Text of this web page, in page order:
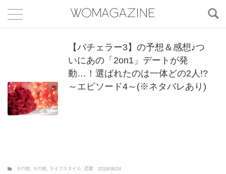
【バチェラー3】の予想＆感想♪つ
いにあの「2on1」デートが発
動…！選ばれたのは一体どの2人!?
～エピソード4～(※ネタバレあり)
その他, その他, ライフスタイル, 恋愛 2019/09/24